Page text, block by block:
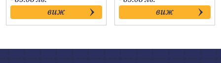
22.80€
through
43.50€
виж
22.80€
through
43.50€
виж